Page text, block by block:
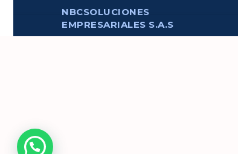
NBCSOLUCIONES
EMPRESARIALES S.A.S